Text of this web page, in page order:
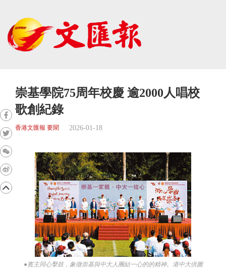
崇基學院75周年校慶 逾2000人唱校
歌創紀錄
香港文匯報 要聞 2026-01-18
●賓主同心擊鼓，象徵崇基與中大人團結一心的的精神。港中大供圖